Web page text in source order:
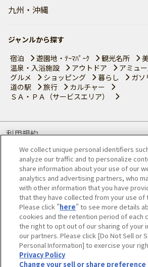
九州・沖縄
ジャンルから探す
宿泊
遊園地・ﾃｰﾏﾊﾟｰｸ 観光名所
温泉・入浴施設
アウトドア
アミュ
グルメ
ショッピング 暮らし
ガソ
道の駅
旅行
カルチャー
ＳＡ・ＰＡ（サービスエリア）
利用規約
個人情報の取り扱いについて
会員優待サービスの提携をご検討の方
JAFホームページ
© JAPAN AUTOMOBILE FEDERATION.
We collect unique personal identifiers
analyze our traffic and to personalize
share information about your use of our
analytics and advertising partners, who
with other information that you have
that they have collected from your use of
Please click "here" to see more details
cookies and the retention period of each
the right to opt out of our sharing of your
our partners. Please click [Do Not Sell or
Personal Information] to exercise your
Privacy Policy
Change your sell or share preference